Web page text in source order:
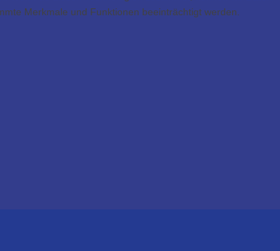
Merkmale und Funktionen beeinträchtigt werden.